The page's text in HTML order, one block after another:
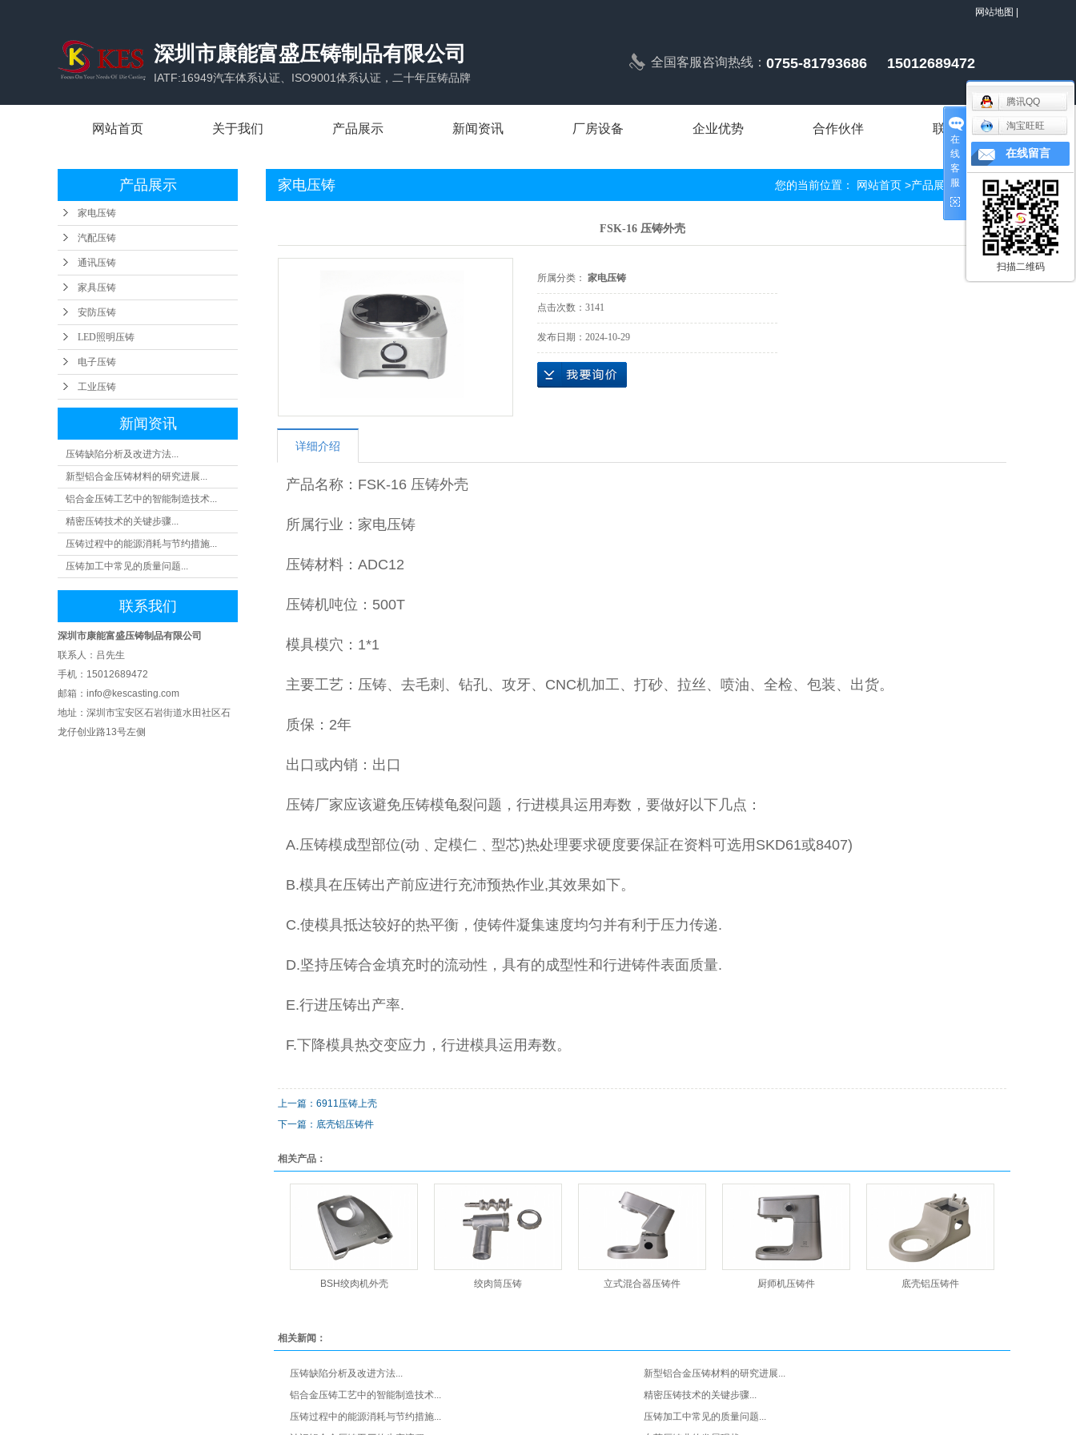
网站地图
深圳市康能富盛压铸制品有限公司
IATF:16949汽车体系认证、ISO9001体系认证，二十年压铸品牌
全国客服咨询热线：0755-81793686 15012689472
网站首页 关于我们
公司简介
企业优势
产品展示
家电压铸
汽配压铸
家具压铸
安防压铸
LED照明压铸
新闻资讯
公司新闻
行业新闻
厂房设备 企业优势 合作伙伴 联系我们
产品展示
家电压铸
汽配压铸
通讯压铸
家具压铸
安防压铸
LED照明压铸
电子压铸
工业压铸
新闻资讯
压铸缺陷分析及改进方法...
新型铝合金压铸材料的研究进展...
铝合金压铸工艺中的智能制造技术...
精密压铸技术的关键步骤...
压铸过程中的能源消耗与节约措施...
压铸加工中常见的质量问题...
联系我们
深圳市康能富盛压铸制品有限公司
联系人：吕先生
手机：15012689472
邮箱：info@kescasting.com
地址：深圳市宝安区石岩街道水田社区 石
龙仔创业路13号左侧
家电压铸 您的当前位置： 网站首页 >产品展示 > 家电压铸
FSK-16 压铸外壳
所属分类： 家电压铸
点击次数： 3141
发布日期： 2024-10-29
详细介绍
产品名称：FSK-16 压铸外壳
所属行业：家电压铸
压铸材料：ADC12
压铸机吨位：500T
模具模穴：1*1
主要工艺：压铸、去毛刺、钻孔、攻牙、CNC机加工、打砂、拉丝、喷油、全检、包装、出货。
质保：2年
出口或内销：出口
压铸厂家应该避免压铸模龟裂问题，行进模具运用寿数，要做好以下几点：
A.压铸模成型部位(动﹑定模仁﹑型芯)热处理要求硬度要保証在资料可选用SKD61或8407)
B.模具在压铸出产前应进行充沛预热作业,其效果如下。
C.使模具抵达较好的热平衡，使铸件凝集速度均匀并有利于压力传递.
D.坚持压铸合金填充时的流动性，具有的成型性和行进铸件表面质量.
E.行进压铸出产率.
F.下降模具热交变应力，行进模具运用寿数。
上一篇：6911压铸上壳
下一篇：底壳铝压铸件
相关产品：
BSH绞肉机外壳 绞肉筒压铸 立式混合器压铸件 厨师机压铸件 底壳铝压铸件
相关新闻：
压铸缺陷分析及改进方法...
新型铝合金压铸材料的研究进展...
铝合金压铸工艺中的智能制造技术...
精密压铸技术的关键步骤...
压铸过程中的能源消耗与节约措施...
压铸加工中常见的质量问题...
在
线
客
服
腾讯QQ
淘宝旺旺
在线留言
扫描二维码